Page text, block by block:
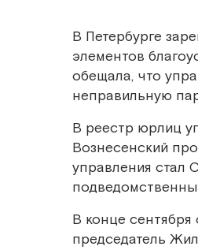
В Петербурге
элементов
обещала, что
неправильную
В реестр юрлиц
Вознесенский
управления стал
В конце
председатель